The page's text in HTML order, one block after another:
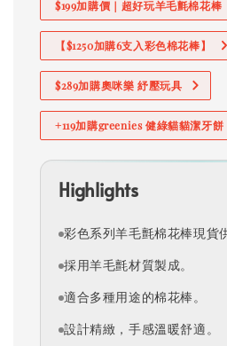
$199加購價｜超好玩羊毛氈棉花棒
【$1250加購6支入彩色棉花棒】
$289加購奧咪樂 紓壓玩具
+119加購greenies 健綠貓貓潔牙餅
Highlights
彩色系列羊毛氈棉花棒現貨
採用羊毛氈材質製成。
適合多種用途的棉花棒。
設計精緻，手感溫暖舒適。